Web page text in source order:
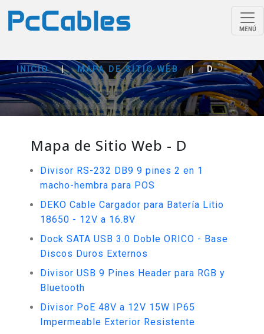
MENÚ
INICIO | MAPA DE SITIO WEB | D
Mapa de Sitio Web - D
Divisor RS-232 DB9 9 pines 2 en 1
macho-hembra para POS
DEKO Cable Cargador para Batería Litio
18650 - 12V a 16.8V
Dock SATA USB 3.0 Doble ORICO - Base
Discos Duros Externos
Divisor USB 9 Pines Header para RGB y
Bluetooth
Divisor PoE 48V a 12V 15W IP65
Impermeable Exterior Resistente